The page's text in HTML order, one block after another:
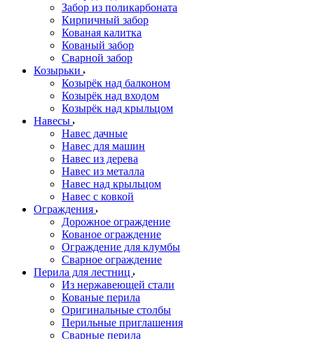
Забор из поликарбоната
Кирпичный забор
Кованая калитка
Кованый забор
Сварной забор
Козырьки
Козырёк над балконом
Козырёк над входом
Козырёк над крыльцом
Навесы
Навес дачные
Навес для машин
Навес из дерева
Навес из металла
Навес над крыльцом
Навес с ковкой
Ограждения
Дорожное ограждение
Кованое ограждение
Ограждение для клумбы
Сварное ограждение
Перила для лестниц
Из нержавеющей стали
Кованые перила
Оригинальные столбы
Перильные приглашения
Сварные перила